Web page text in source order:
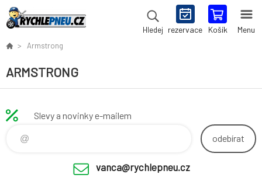
Hledej rezervace Košík Menu
Armstrong
ARMSTRONG
Slevy a novinky e-mailem
odebírat
vanca@rychlepneu.cz